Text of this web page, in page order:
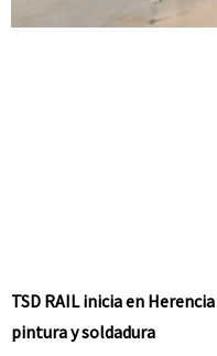
TSD RAIL inicia en
pintura y soldadura